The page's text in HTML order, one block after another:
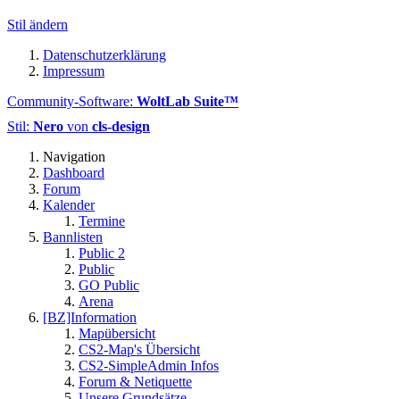
Stil ändern
Datenschutzerklärung
Impressum
Community-Software: WoltLab Suite™
Stil: Nero von cls-design
Navigation
Dashboard
Forum
Kalender
Termine
Bannlisten
Public 2
Public
GO Public
Arena
[BZ]Information
Mapübersicht
CS2-Map's Übersicht
CS2-SimpleAdmin Infos
Forum & Netiquette